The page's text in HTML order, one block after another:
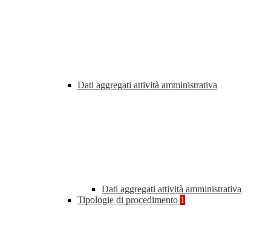
Dati aggregati attività amministrativa
Dati aggregati attività amministrativa
Tipologie di procedimento 1